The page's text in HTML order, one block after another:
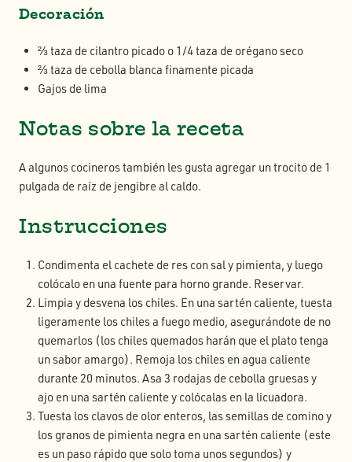
Decoración
⅔ taza de cilantro picado o 1/4 taza de orégano seco
⅔ taza de cebolla blanca finamente picada
Gajos de lima
Notas sobre la receta
A algunos cocineros también les gusta agregar un trocito de 1
pulgada de raíz de jengibre al caldo.
Instrucciones
Condimenta el cachete de res con sal y pimienta, y luego
colócalo en una fuente para horno grande. Reservar.
Limpia y desvena los chiles. En una sartén caliente, tuesta
ligeramente los chiles a fuego medio, asegurándote de no
quemarlos (los chiles quemados harán que el plato tenga
un sabor amargo). Remoja los chiles en agua caliente
durante 20 minutos. Asa 3 rodajas de cebolla gruesas y
ajo en una sartén caliente y colócalas en la licuadora.
Tuesta los clavos de olor enteros, las semillas de comino y
los granos de pimienta negra en una sartén caliente (este
es un paso rápido que solo toma unos segundos) y